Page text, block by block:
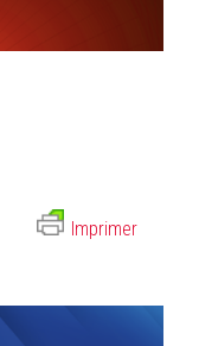
Imprimer